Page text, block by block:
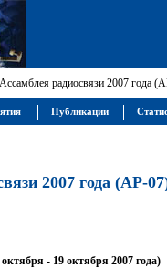
радиосвязи 2007 года
2007 года (АР-
- 19 октября 2007 года)
Публикации